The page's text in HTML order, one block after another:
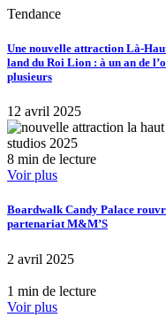
Tendance
Une nouvelle attraction Là-
land du Roi Lion : à un an de
plusieurs
12 avril 2025
8 min de lecture
Voir plus
Boardwalk Candy Palace
partenariat M&M’S
2 avril 2025
1 min de lecture
Voir plus